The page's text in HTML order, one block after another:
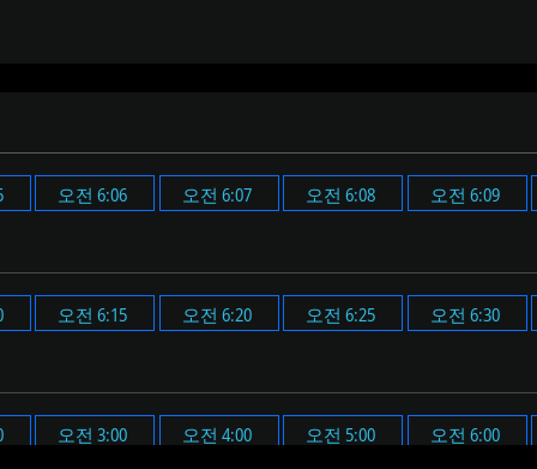
오전 6:06 오전 6:07 오전 6:08 오전 6:09
오전 6:15 오전 6:20 오전 6:25 오전 6:30
오전 3:00 오전 4:00 오전 5:00 오전 6:00